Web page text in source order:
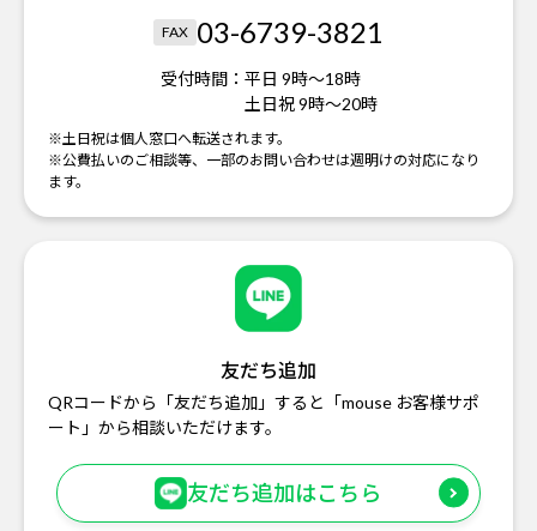
FAX 03-6739-3821
受付時間： 平日 9時～18時
土日祝 9時～20時
※土日祝は個人窓口へ転送されます。
※公費払いのご相談等、一部のお問い合わせは週明けの対応になり
ます。
友だち追加
QRコードから「友だち追加」すると「mouse お客様サポ
ート」から相談いただけます。
友だち追加はこちら